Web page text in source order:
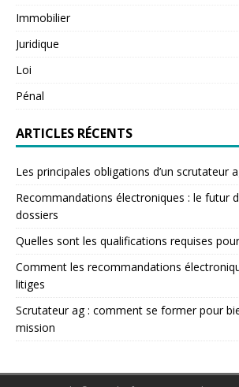
Immobilier
Juridique
Loi
Pénal
ARTICLES RÉCENTS
Les principales obligations d’un scrutateur
Recommandations électroniques : le futur
dossiers
Quelles sont les qualifications requises
Comment les recommandations
litiges
Scrutateur ag : comment se former pour
mission